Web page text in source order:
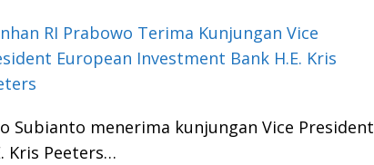
RI Prabowo Terima Kunjungan Vice
European Investment Bank H.E. Kris
Subianto menerima kunjungan Vice President
Kris Peeters…